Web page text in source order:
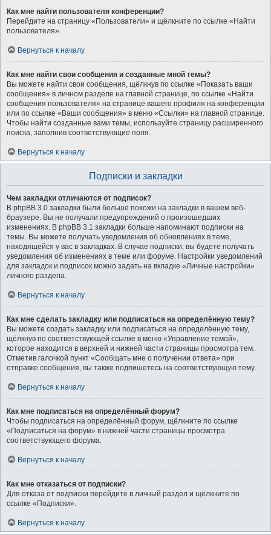
Как мне найти пользователя конференции?
Перейдите на страницу «Пользователи» и щёлкните по ссылке «Найти
пользователя».
Вернуться к началу
Как мне найти свои сообщения и созданные мной темы?
Вы можете найти свои сообщения, щёлкнув по ссылке «Показать ваши
сообщения» в личном разделе на главной странице, по ссылке «Найти
сообщения пользователя» на странице вашего профиля на конференции
или по ссылке «Ваши сообщения» в меню «Ссылки» на главной странице.
Чтобы найти созданные вами темы, используйте страницу расширенного
поиска, заполнив соответствующие поля.
Вернуться к началу
Подписки и закладки
Чем закладки отличаются от подписок?
В phpBB 3.0 закладки были больше похожи на закладки в вашем веб-
браузере. Вы не получали предупреждений о произошедших
изменениях. В phpBB 3.1 закладки больше напоминают подписки на
темы. Вы можете получать уведомления об обновлениях в теме,
находящейся у вас в закладках. В случае подписки, вы будете получать
уведомления об изменениях в теме или форуме. Настройки уведомлений
для закладок и подписок можно задать на вкладке «Личные настройки»
личного раздела.
Вернуться к началу
Как мне сделать закладку или подписаться на определённую тему?
Вы можете создать закладку или подписаться на определённую тему,
щёлкнув по соответствующей ссылке в меню «Управление темой»,
которое находится в верхней и нижней части страницы просмотра тем.
Отметив галочкой пункт «Сообщать мне о получении ответа» при
отправке сообщения, вы также подпишетесь на соответствующую тему.
Вернуться к началу
Как мне подписаться на определённый форум?
Чтобы подписаться на определённый форум, щёлкните по ссылке
«Подписаться на форум» в нижней части страницы просмотра
соответствующего форума.
Вернуться к началу
Как мне отказаться от подписки?
Для отказа от подписки перейдите в личный раздел и щёлкните по
ссылке «Подписки».
Вернуться к началу